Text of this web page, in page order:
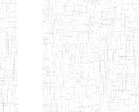
ENIEG
MODERNE
SAINTE MARIE
ENIEG PRIVEE
BILINGUE LES